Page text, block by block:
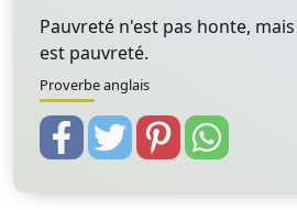
Pauvreté n'est pas honte,
est pauvreté.
Proverbe anglais